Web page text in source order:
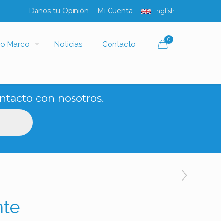
Danos tu Opinión Mi Cuenta English
Marco Noticias Contacto
0
con nosotros.